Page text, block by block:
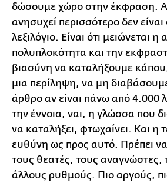
δώσουμε χώρο στην έκφραση.
ανησυχεί περισσότερο δεν είναι
λεξιλόγιο. Είναι ότι μειώνεται
πολυπλοκότητα και την
βιασύνη να καταλήξουμε
μια περίληψη, να μη
άρθρο αν είναι πάνω από 4.000
την έννοια, ναι, η γλώσσα που
να καταλήξει, φτωχαίνει. Και η
ευθύνη ως προς αυτό. Πρέπει
τους θεατές, τους αναγνώστες,
άλλους ρυθμούς. Πιο αργούς,